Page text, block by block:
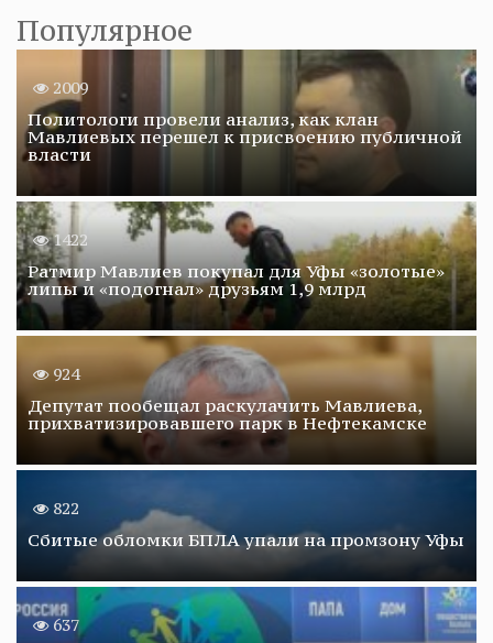
Популярное
2009
Политологи провели анализ, как клан
Мавлиевых перешел к присвоению публичной
власти
1422
Ратмир Мавлиев покупал для Уфы «золотые»
липы и «подогнал» друзьям 1,9 млрд
924
Депутат пообещал раскулачить Мавлиева,
прихватизировавшего парк в Нефтекамске
822
Сбитые обломки БПЛА упали на промзону Уфы
637